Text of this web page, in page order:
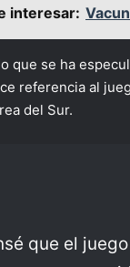
interesar:
que se ha
referencia al
del Sur.
que el